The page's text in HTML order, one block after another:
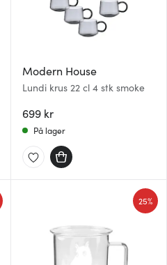
Modern House
Lundi krus 22 cl 4 stk smoke
699 kr
På lager
25%